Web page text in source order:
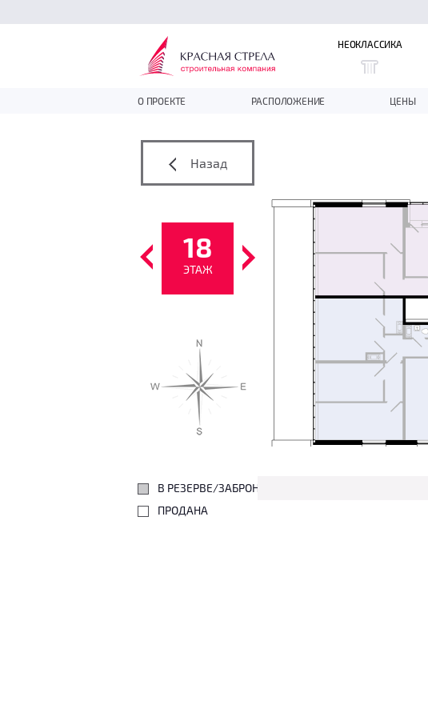
НЕОКЛАССИКА
О ПРОЕКТЕ РАСПОЛОЖЕНИЕ ЦЕНЫ
Назад
18
ЭТАЖ
В РЕЗЕРВЕ/ЗАБРОНИРОВАНА
ПРОДАНА